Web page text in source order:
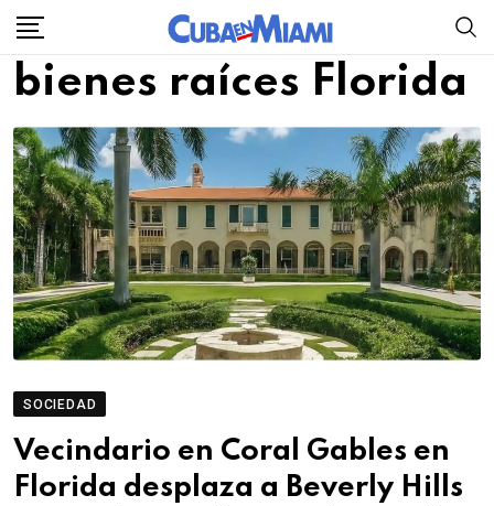
Skip
content
bienes raíces Florida
SOCIEDAD
Vecindario en Coral Gables en
Florida desplaza a Beverly Hills